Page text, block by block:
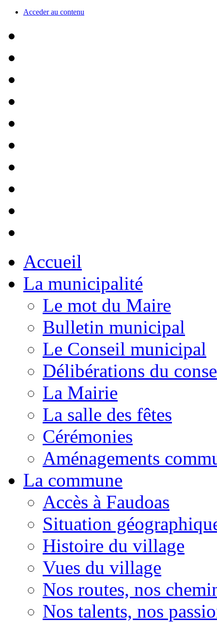
Acceder au contenu
Accueil
La municipalité
Le mot du Maire
Bulletin municipal
Le Conseil municipal
Délibérations du
La Mairie
La salle des fêtes
Cérémonies
Aménagements
La commune
Accès à Faudoas
Situation
Histoire du village
Vues du village
Nos routes, nos
Nos talents, nos